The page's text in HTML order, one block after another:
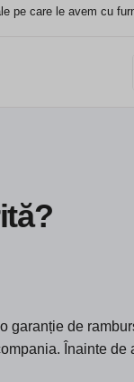
pe care le avem cu
garanție de
Înainte de